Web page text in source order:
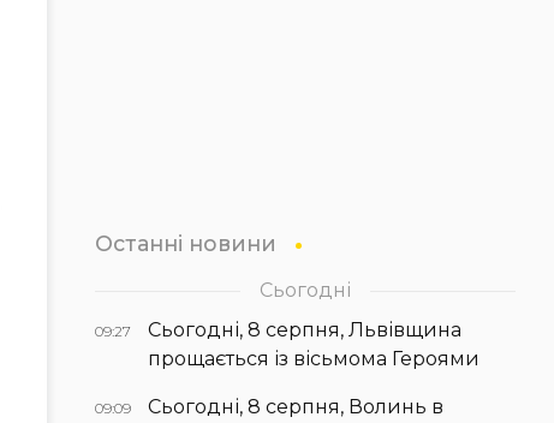
Останні новини
Сьогодні
09:27
Сьогодні, 8 серпня, Львівщина
прощається із вісьмома Героями
09:09
Сьогодні, 8 серпня, Волинь в